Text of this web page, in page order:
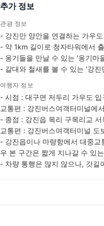
추가 정보
관광 정보
- 강진만 양안을 연결하는 가우
- 약 1km 길이로 청자타워에서
- 옹기들을 만날 수 있는 '옹기마
- 갈대와 철새를 볼 수 있는 '강진
여행자 정보
- 시점 : 대구면 저두리 가우도
교통편 : 강진버스여객터미널에
- 종점 : 강진읍 목리 구목리교
교통편 : 강진버스여객터미널 도
- 강진읍이나 마량항에서 대중
우 본 구간은 짧게 지나갈 수 있
- 차량 통행은 많지 않으나, 갓길